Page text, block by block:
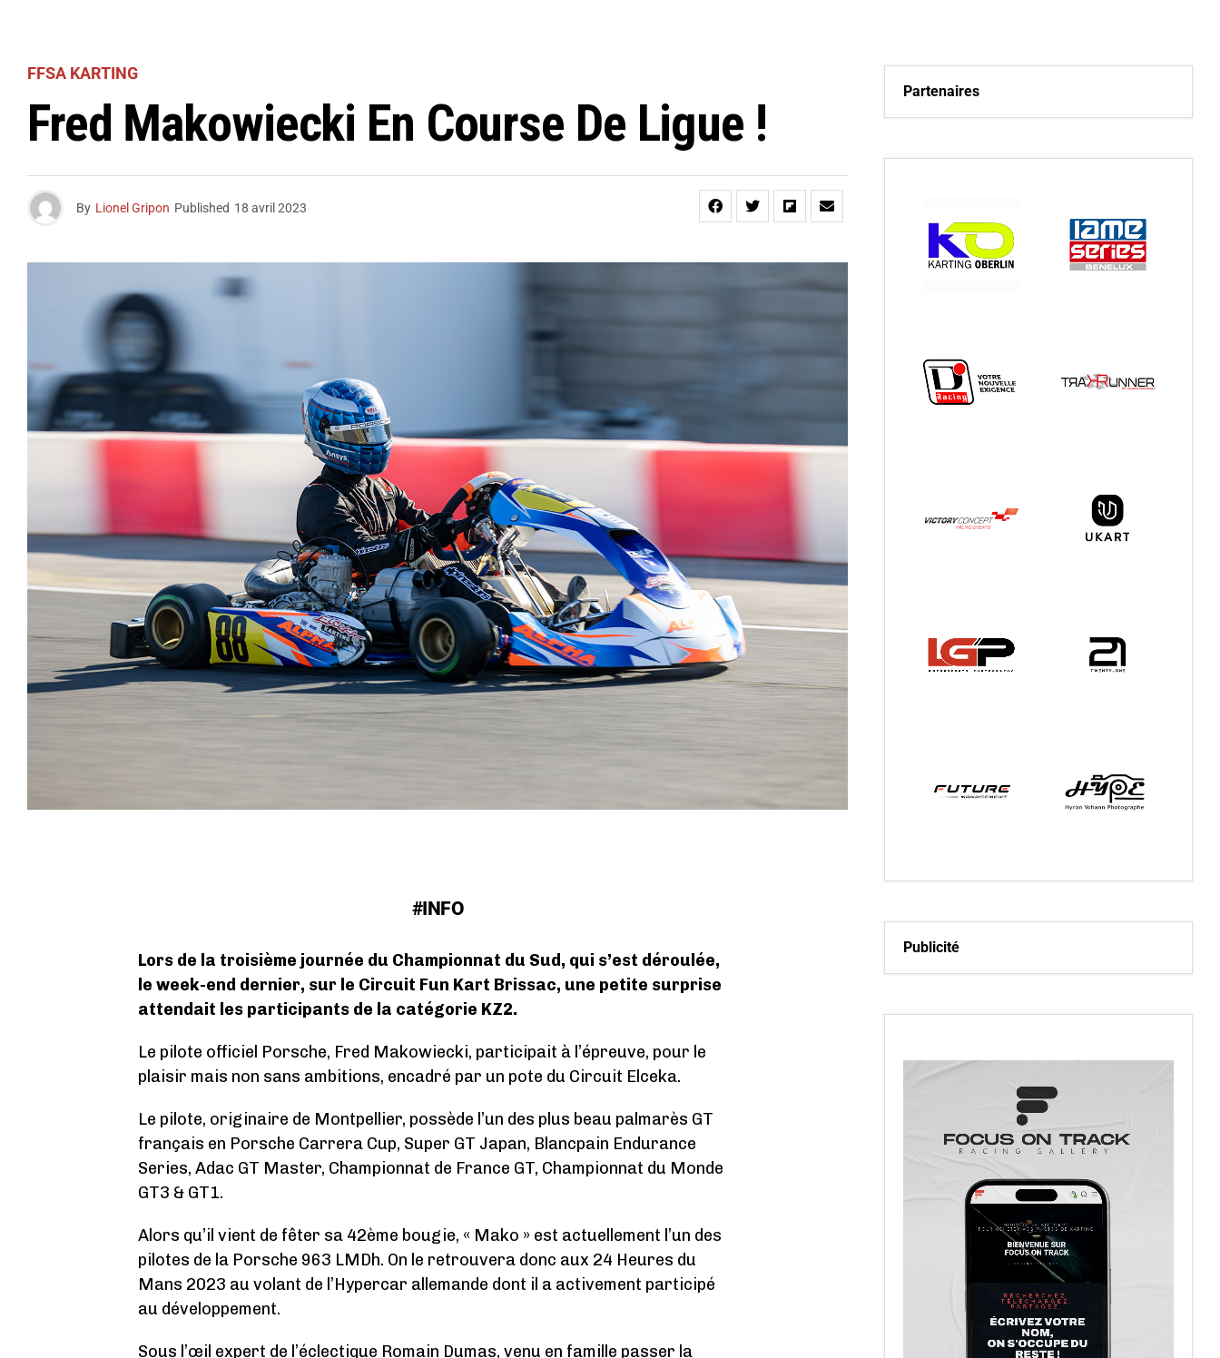
FFSA KARTING
Fred Makowiecki En Course De Ligue !
By Lionel Gripon Published 18 avril 2023
#INFO
Lors de la troisième journée du Championnat du Sud, qui s’est déroulée,
le week-end dernier, sur le Circuit Fun Kart Brissac, une petite surprise
attendait les participants de la catégorie KZ2.
Le pilote officiel Porsche, Fred Makowiecki, participait à l’épreuve, pour le
plaisir mais non sans ambitions, encadré par un pote du Circuit Elceka.
Le pilote, originaire de Montpellier, possède l’un des plus beau palmarès GT
français en Porsche Carrera Cup, Super GT Japan, Blancpain Endurance
Series, Adac GT Master, Championnat de France GT, Championnat du Monde
GT3 & GT1.
Alors qu’il vient de fêter sa 42ème bougie, « Mako » est actuellement l’un des
pilotes de la Porsche 963 LMDh. On le retrouvera donc aux 24 Heures du
Mans 2023 au volant de l’Hypercar allemande dont il a activement participé
au développement.
Sous l’œil expert de l’éclectique Romain Dumas, venu en famille passer la
Partenaires
Publicité